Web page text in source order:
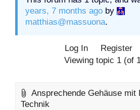
years, 7 months ago by
matthias@massuona.
Log In Register
Viewing topic 1 (of
Ansprechende Gehäuse mit
Technik